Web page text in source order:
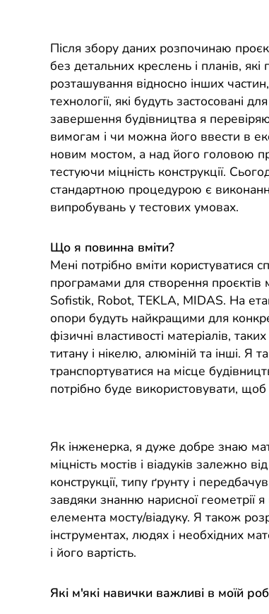
Після збору даних розпочинаю
без детальних креслень і планів,
розташування відносно інших
технології, які будуть застосовані
завершення будівництва я
вимогам і чи можна його ввести в
новим мостом, а над його головою
тестуючи міцність конструкції.
стандартною процедурою є
випробувань у тестових умовах.
Що я повинна вміти?
Мені потрібно вміти користуватися
програмами для створення проєктів
Sofistik, Robot, TEKLA, MIDAS. На
опори будуть найкращими для
фізичні властивості матеріалів,
титану і нікелю, алюміній та інші. Я
транспортуватися на місце
потрібно буде використовувати, щоб
Як інженерка, я дуже добре знаю
міцність мостів і віадуків залежно
конструкції, типу ґрунту і
завдяки знанню нарисної
елемента мосту/віадуку. Я також
інструментах, людях і необхідних
і його вартість.
Які м'які навички важливі в моїй